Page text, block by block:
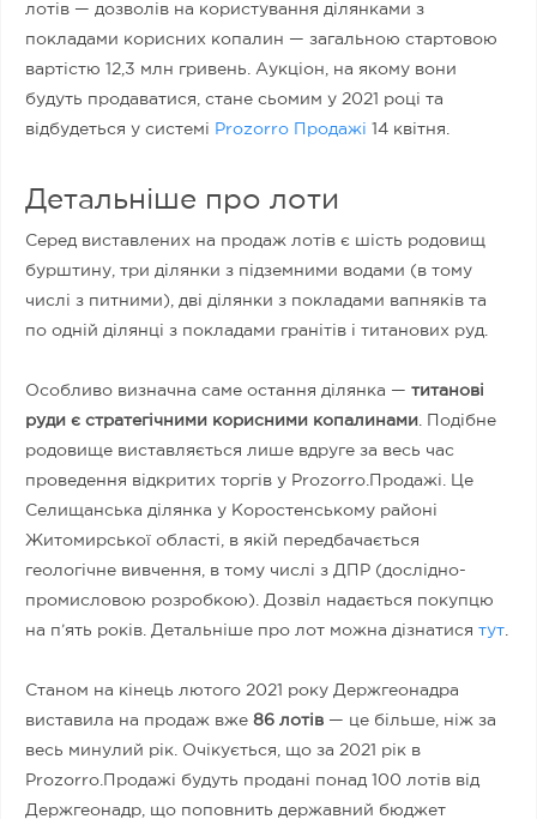
лотів — дозволів на користування ділянками з
покладами корисних копалин — загальною стартовою
вартістю 12,3 млн гривень. Аукціон, на якому вони
будуть продаватися, стане сьомим у 2021 році та
відбудеться у системі Prozorro Продажі 14 квітня.
Детальніше про лоти
Серед виставлених на продаж лотів є шість родовищ
бурштину, три ділянки з підземними водами (в тому
числі з питними), дві ділянки з покладами вапняків та
по одній ділянці з покладами гранітів і титанових руд.
Особливо визначна саме остання ділянка — титанові
руди є стратегічними корисними копалинами . Подібне
родовище виставляється лише вдруге за весь час
проведення відкритих торгів у Prozorro.Продажі. Це
Селищанська ділянка у Коростенському районі
Житомирської області, в якій передбачається
геологічне вивчення, в тому числі з ДПР (дослідно-
промисловою розробкою). Дозвіл надається покупцю
на п’ять років. Детальніше про лот можна дізнатися тут
Станом на кінець лютого 2021 року Держгеонадра
виставила на продаж вже 86 лотів — це більше, ніж за
весь минулий рік. Очікується, що за 2021 рік в
Prozorro.Продажі будуть продані понад 100 лотів від
Держгеонадр, що поповнить державний бюджет